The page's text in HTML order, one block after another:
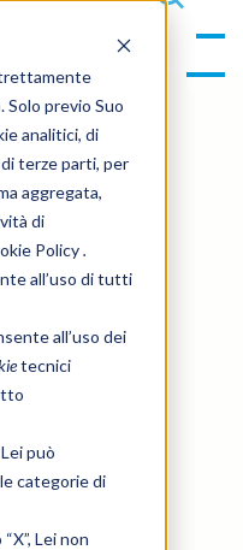
previo Suo
analitici, di
terze parti, per
aggregata,
di
Policy.
all’uso di tutti
all’uso dei
tecnici
può
categorie di
Lei non
s